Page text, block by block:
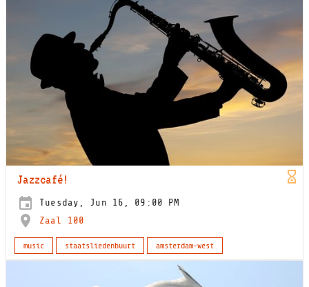
Jazzcafé!
Tuesday, Jun 16, 09:00 PM
Zaal 100
music staatsliedenbuurt amsterdam-west